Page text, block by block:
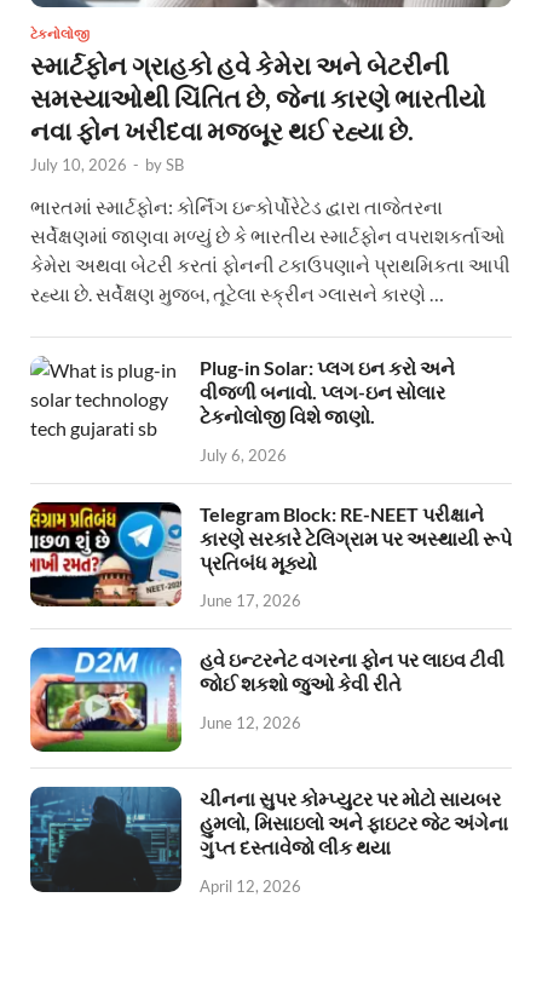
ટેકનોલોજી
સ્માર્ટફોન ગ્રાહકો હવે કેમેરા અને બેટરીની
સમસ્યાઓથી ચિંતિત છે, જેના કારણે ભારતીયો
નવા ફોન ખરીદવા મજબૂર થઈ રહ્યા છે.
July 10, 2026 - bySB
ભારતમાં સ્માર્ટફોન: કોર્નિંગ ઇન્કોર્પોરેટેડ દ્વારા તાજેતરના
સર્વેક્ષણમાં જાણવા મળ્યું છે કે ભારતીય સ્માર્ટફોન વપરાશકર્તાઓ
કેમેરા અથવા બેટરી કરતાં ફોનની ટકાઉપણાને પ્રાથમિકતા આપી
રહ્યા છે. સર્વેક્ષણ મુજબ, તૂટેલા સ્ક્રીન ગ્લાસને કારણે …
Plug-in Solar: પ્લગ ઇન કરો અને
વીજળી બનાવો. પ્લગ-ઇન સોલાર
ટેકનોલોજી વિશે જાણો.
July 6, 2026
Telegram Block: RE-NEET પરીક્ષાને
કારણે સરકારે ટેલિગ્રામ પર અસ્થાયી રૂપે
પ્રતિબંધ મૂક્યો
June 17, 2026
હવે ઇન્ટરનેટ વગરના ફોન પર લાઇવ ટીવી
જોઈ શકશો જુઓ કેવી રીતે
June 12, 2026
ચીનના સુપર કોમ્પ્યુટર પર મોટો સાયબર
હુમલો, મિસાઇલો અને ફાઇટર જેટ અંગેના
ગુપ્ત દસ્તાવેજો લીક થયા
April 12, 2026